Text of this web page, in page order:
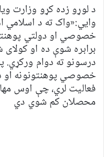
د لوړو زده کړو وزارت
وايي:«واک ته د اسلامي
خصوصي او دولتي
برابره شوې ده او
خصوصي پوهنتونونه
فعالیت لري، چې اوس
محصلان کم شوي دي